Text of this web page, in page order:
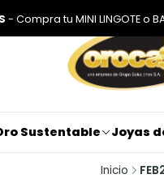
Sustentable Joyas
- Compra tu MINI LINGOTE o
Inicio